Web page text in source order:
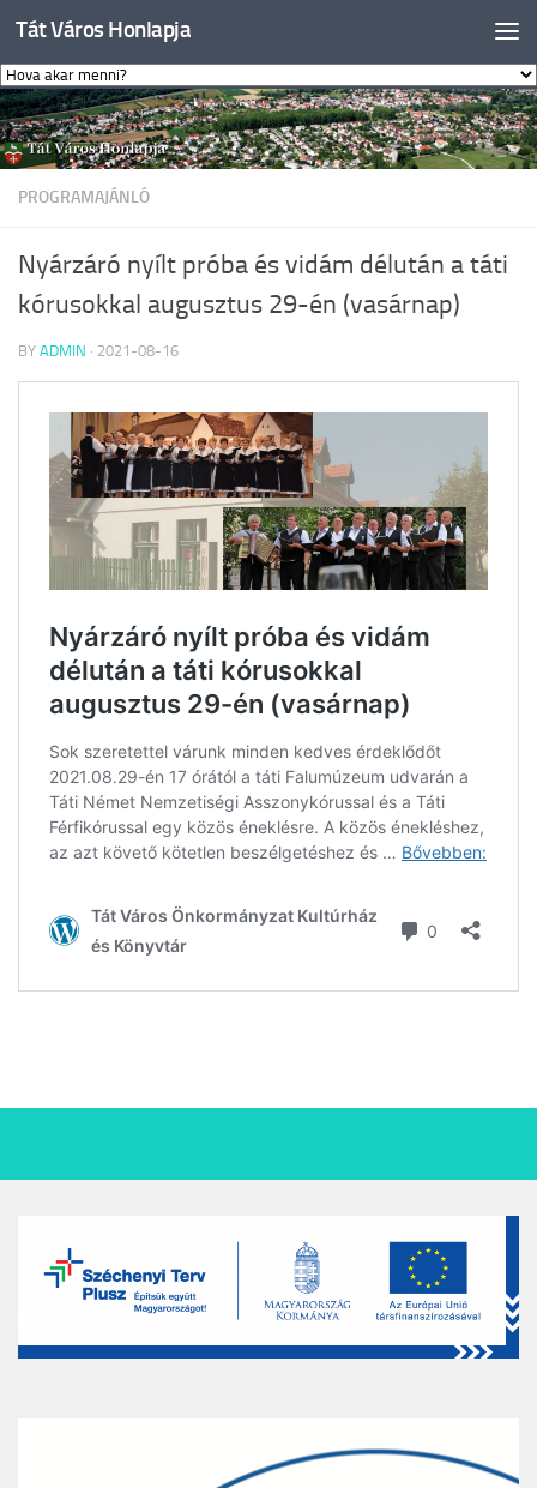
Skip to content
Tát Város Honlapja
PROGRAMAJÁNLÓ
Nyárzáró nyílt próba és vidám délután a táti
kórusokkal augusztus 29-én (vasárnap)
BY ADMIN · 2021-08-16